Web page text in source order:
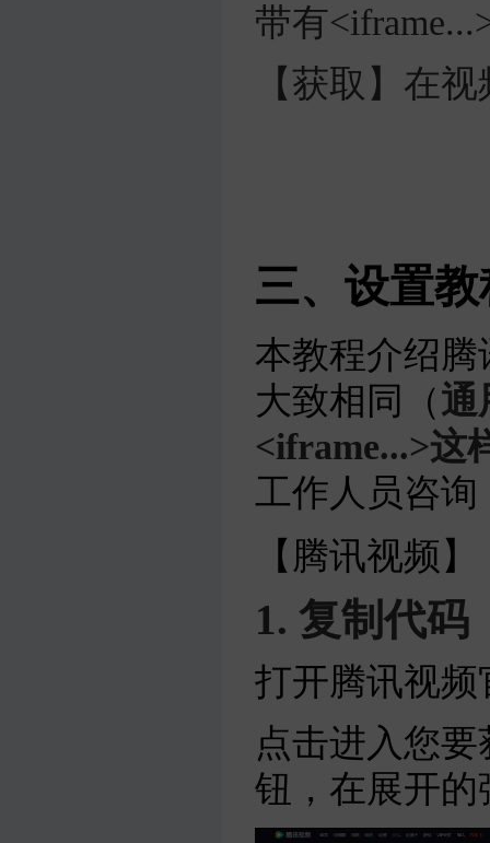
带有
【获取】在
三、设置教
本教程介绍腾
大致相同（通
<iframe...>这
工作人员咨
【腾讯视频】
1. 复制代码
打开腾讯视频
点击进入您
钮，在展开